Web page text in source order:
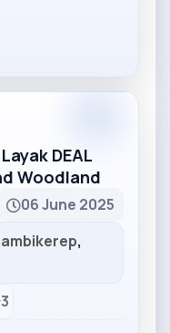
DEAL
Woodland
06 June 2025
,
3